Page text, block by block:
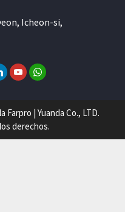
Icheon-si,
| Yuanda Co., LTD.
derechos.